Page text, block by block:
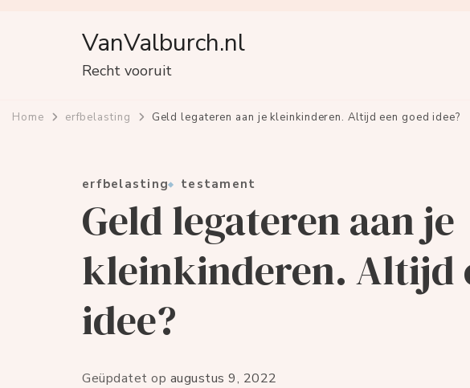
VanValburch.nl
Recht vooruit
Home erfbelasting Geld legateren aan je kleinkinderen. Altijd een goed idee?
erfbelasting testament
Geld legateren aan je
kleinkinderen. Altijd
idee?
Geüpdatet op augustus 9, 2022